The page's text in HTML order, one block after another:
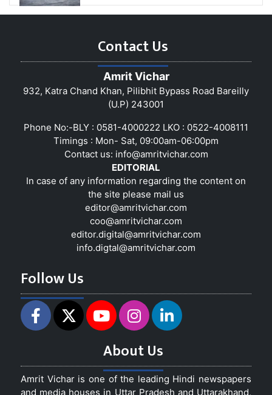
Contact Us
Amrit Vichar
932, Katra Chand Khan, Pilibhit Bypass Road Bareilly
(U.P) 243001
Phone No:-BLY : 0581-4000222 LKO : 0522-4008111
Timings : Mon- Sat, 09:00am-06:00pm
Contact us: info@amritvichar.com
EDITORIAL
In case of any information regarding the content on
the site please mail us
editor@amritvichar.com
coo@amritvichar.com
editor.digital@amritvichar.com
info.digtal@amritvichar.com
Follow Us
About Us
Amrit Vichar is one of the leading Hindi newspapers
and media houses in Uttar Pradesh and Uttarakhand,